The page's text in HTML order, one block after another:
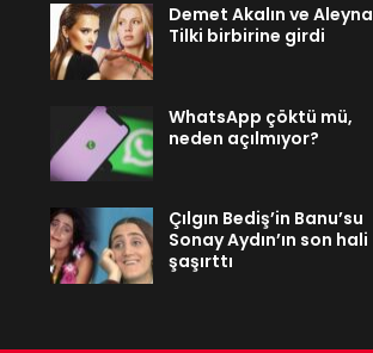
Demet Akalın ve Aleyna
Tilki birbirine girdi
WhatsApp çöktü mü,
neden açılmıyor?
Çılgın Bediş’in Banu’su
Sonay Aydın’ın son hali
şaşırttı